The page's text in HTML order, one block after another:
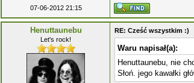
07-06-2012 21:15
Henuttaunebu
Let's rock!
RE: Cześć wszystkim :)
Waru napisał(a):
Henuttaunebu, nie
Słoń. jego kawałki